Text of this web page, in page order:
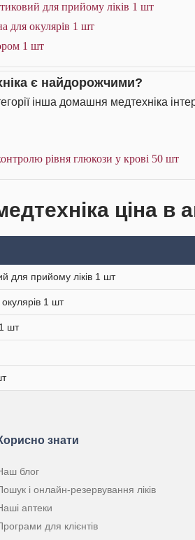
для прийому ліків 1 шт
для окулярів 1 шт
1 шт
є найдорожчими?
інша домашня медтехніка
рівня глюкози у крові 50 шт
ціна в
для прийому ліків 1 шт
1 шт
шт
знати
блог
і онлайн-резервування ліків
аптеки
для клієнтів